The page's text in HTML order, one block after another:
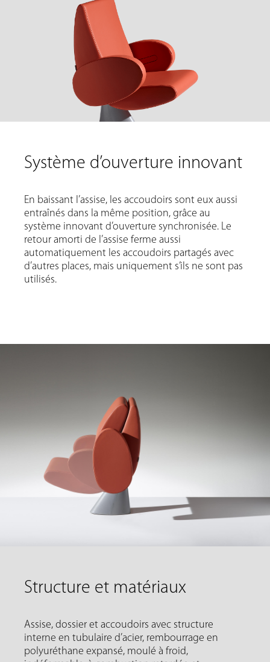
Système d’ouverture innovant
En baissant l’assise, les accoudoirs sont eux aussi
entraînés dans la même position, grâce au
système innovant d’ouverture synchronisée. Le
retour amorti de l’assise ferme aussi
automatiquement les accoudoirs partagés avec
d’autres places, mais uniquement s’ils ne sont pas
utilisés.
Structure et matériaux
Assise, dossier et accoudoirs avec structure
interne en tubulaire d’acier, rembourrage en
polyuréthane expansé, moulé à froid,